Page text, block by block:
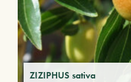
ZIZIPHUS sativa